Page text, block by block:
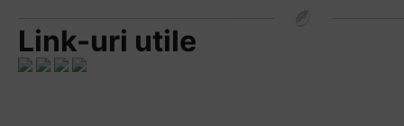
Link-uri utile